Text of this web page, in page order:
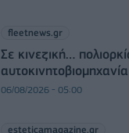
fleetnews.gr
Σε κινεζική…
αυτοκινητοβιομηχανία
06/08/2026 - 05:00
esteticamagazine.gr